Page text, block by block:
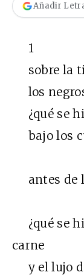
Añadir
1
sobre la
los
¿qué se
bajo los
antes de
¿qué se
carne
y el lujo